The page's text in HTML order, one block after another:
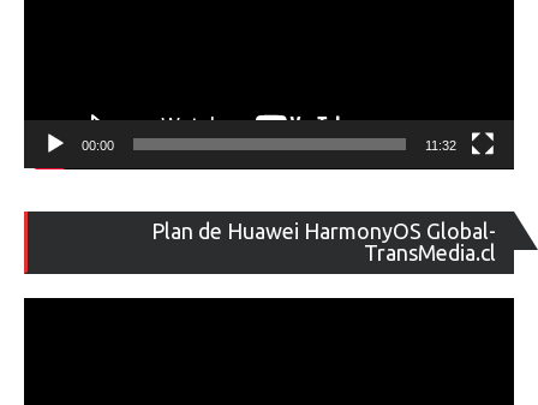
00:00 11:32
Plan de Huawei HarmonyOS Global-
TransMedia.cl
de